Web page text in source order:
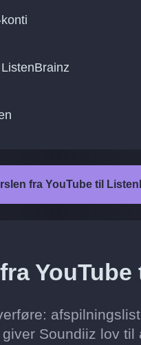
fra YouTube til
Soundiiz lov